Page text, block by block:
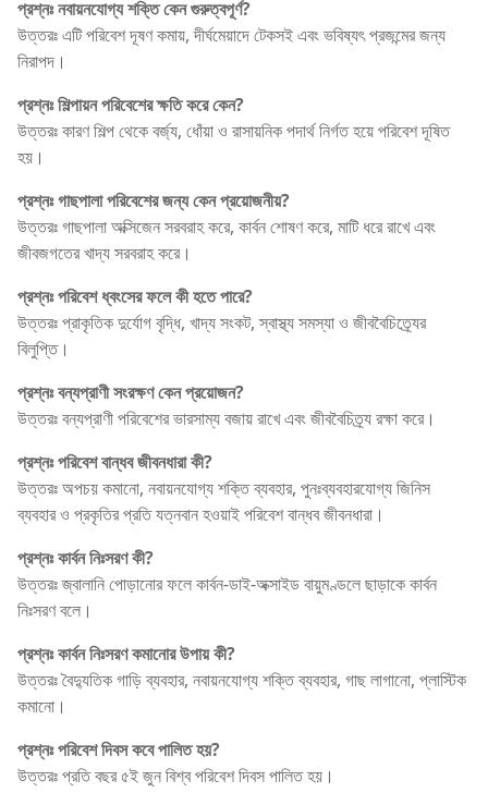
প্রশ্নঃ নবায়নযোগ্য শক্তি কেন গুরুত্বপূর্ণ?
উত্তরঃ এটি পরিবেশ দূষণ কমায়, দীর্ঘমেয়াদে টেকসই এবং ভবিষ্যৎ প্রজন্মের জন্য
নিরাপদ।
প্রশ্নঃ শিল্পায়ন পরিবেশের ক্ষতি করে কেন?
উত্তরঃ কারণ শিল্প থেকে বর্জ্য, ধোঁয়া ও রাসায়নিক পদার্থ নির্গত হয়ে পরিবেশ দূষিত
হয়।
প্রশ্নঃ গাছপালা পরিবেশের জন্য কেন প্রয়োজনীয়?
উত্তরঃ গাছপালা অক্সিজেন সরবরাহ করে, কার্বন শোষণ করে, মাটি ধরে রাখে এবং
জীবজগতের খাদ্য সরবরাহ করে।
প্রশ্নঃ পরিবেশ ধ্বংসের ফলে কী হতে পারে?
উত্তরঃ প্রাকৃতিক দুর্যোগ বৃদ্ধি, খাদ্য সংকট, স্বাস্থ্য সমস্যা ও জীববৈচিত্র্যের
বিলুপ্তি।
প্রশ্নঃ বন্যপ্রাণী সংরক্ষণ কেন প্রয়োজন?
উত্তরঃ বন্যপ্রাণী পরিবেশের ভারসাম্য বজায় রাখে এবং জীববৈচিত্র্য রক্ষা করে।
প্রশ্নঃ পরিবেশ বান্ধব জীবনধারা কী?
উত্তরঃ অপচয় কমানো, নবায়নযোগ্য শক্তি ব্যবহার, পুনঃব্যবহারযোগ্য জিনিস
ব্যবহার ও প্রকৃতির প্রতি যত্নবান হওয়াই পরিবেশ বান্ধব জীবনধারা।
প্রশ্নঃ কার্বন নিঃসরণ কী?
উত্তরঃ জ্বালানি পোড়ানোর ফলে কার্বন-ডাই-অক্সাইড বায়ুমণ্ডলে ছাড়াকে কার্বন
নিঃসরণ বলে।
প্রশ্নঃ কার্বন নিঃসরণ কমানোর উপায় কী?
উত্তরঃ বৈদ্যুতিক গাড়ি ব্যবহার, নবায়নযোগ্য শক্তি ব্যবহার, গাছ লাগানো, প্লাস্টিক
কমানো।
প্রশ্নঃ পরিবেশ দিবস কবে পালিত হয়?
উত্তরঃ প্রতি বছর ৫ই জুন বিশ্ব পরিবেশ দিবস পালিত হয়।